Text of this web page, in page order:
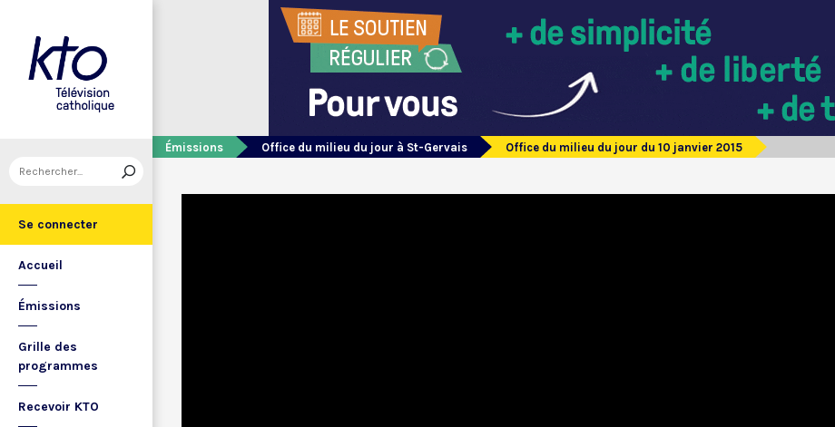
Se connecter
Accueil
Émissions
Grille des
programmes
Recevoir KTO
Émissions Office du milieu du jour à St-Gervais Office du milieu du jour du 10 janvier 2015